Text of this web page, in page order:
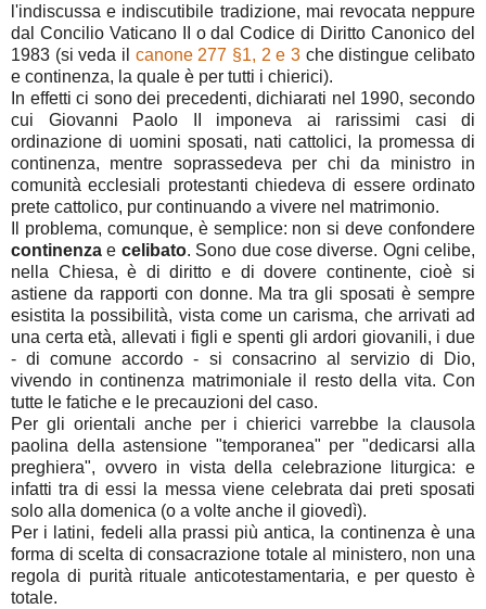
l'indiscussa e indiscutibile tradizione, mai revocata neppure
dal Concilio Vaticano II o dal Codice di Diritto Canonico del
1983 (si veda il canone 277 §1, 2 e 3 che distingue celibato
e continenza, la quale è per tutti i chierici).
In effetti ci sono dei precedenti, dichiarati nel 1990, secondo
cui Giovanni Paolo II imponeva ai rarissimi casi di
ordinazione di uomini sposati, nati cattolici, la promessa di
continenza, mentre soprassedeva per chi da ministro in
comunità ecclesiali protestanti chiedeva di essere ordinato
prete cattolico, pur continuando a vivere nel matrimonio.
Il problema, comunque, è semplice: non si deve confondere
continenzae celibato. Sono due cose diverse. Ogni celibe,
nella Chiesa, è di diritto e di dovere continente, cioè si
astiene da rapporti con donne. Ma tra gli sposati è sempre
esistita la possibilità, vista come un carisma, che arrivati ad
una certa età, allevati i figli e spenti gli ardori giovanili, i due
- di comune accordo - si consacrino al servizio di Dio,
vivendo in continenza matrimoniale il resto della vita. Con
tutte le fatiche e le precauzioni del caso.
Per gli orientali anche per i chierici varrebbe la clausola
paolina della astensione "temporanea" per "dedicarsi alla
preghiera", ovvero in vista della celebrazione liturgica: e
infatti tra di essi la messa viene celebrata dai preti sposati
solo alla domenica (o a volte anche il giovedì).
Per i latini, fedeli alla prassi più antica, la continenza è una
forma di scelta di consacrazione totale al ministero, non una
regola di purità rituale anticotestamentaria, e per questo è
totale.